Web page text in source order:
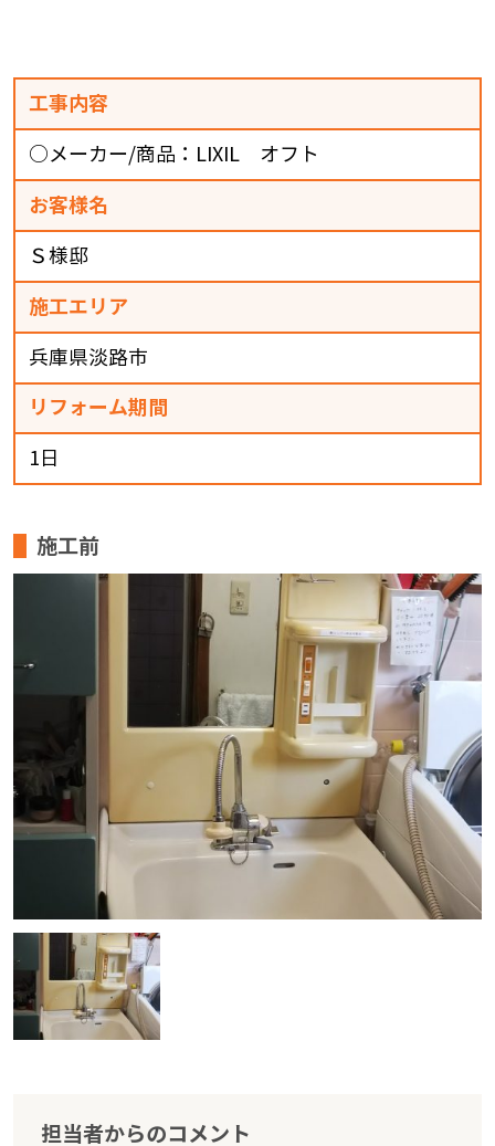
工事内容
○メーカー/商品：LIXIL オフト
お客様名
Ｓ様邸
施工エリア
兵庫県淡路市
リフォーム期間
1日
施工前
担当者からのコメント